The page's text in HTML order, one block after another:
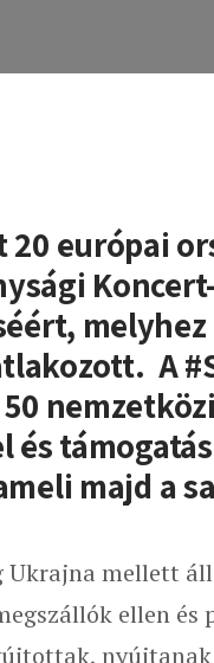
európai
A
és
majd a
Ukrajna mellett
ellen és